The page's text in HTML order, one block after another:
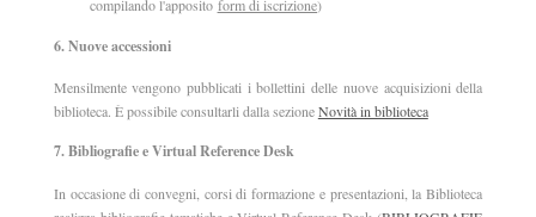
compilando l'apposito form di iscrizione)
6. Nuove accessioni
Mensilmente vengono pubblicati i bollettini delle nuove acquisizioni della
biblioteca. È possibile consultarli dalla sezioneNovità in biblioteca
7.Bibliografie e Virtual Reference Desk
In occasione di convegni, corsi di formazione e presentazioni, la Biblioteca